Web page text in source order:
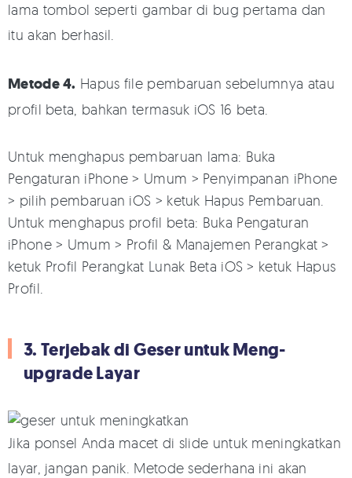
lama tombol seperti gambar di bug pertama dan
itu akan berhasil.
Metode 4. Hapus file pembaruan sebelumnya atau
profil beta, bahkan termasuk iOS 16 beta.
Untuk menghapus pembaruan lama: Buka
Pengaturan iPhone > Umum > Penyimpanan iPhone
> pilih pembaruan iOS > ketuk Hapus Pembaruan.
Untuk menghapus profil beta: Buka Pengaturan
iPhone > Umum > Profil & Manajemen Perangkat >
ketuk Profil Perangkat Lunak Beta iOS > ketuk Hapus
Profil.
3. Terjebak di Geser untuk Meng-
upgrade Layar
Jika ponsel Anda macet di slide untuk meningkatkan
layar, jangan panik. Metode sederhana ini akan